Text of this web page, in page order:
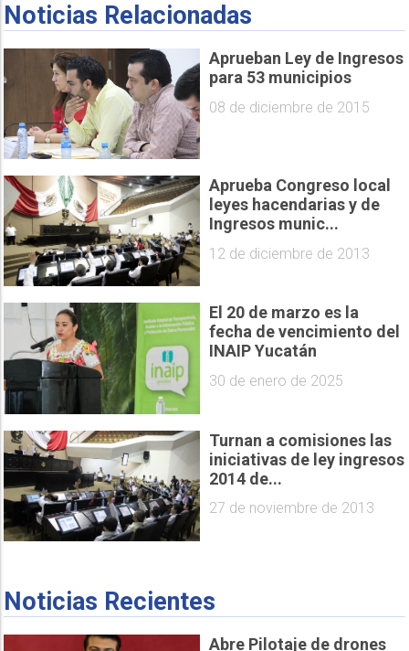
Noticias Relacionadas
Aprueban Ley de Ingresos
para 53 municipios
08 de diciembre de 2015
Aprueba Congreso local
leyes hacendarias y de
Ingresos munic...
12 de diciembre de 2013
El 20 de marzo es la
fecha de vencimiento del
INAIP Yucatán
30 de enero de 2025
Turnan a comisiones las
iniciativas de ley ingresos
2014 de...
27 de noviembre de 2013
Noticias Recientes
Abre Pilotaje de drones